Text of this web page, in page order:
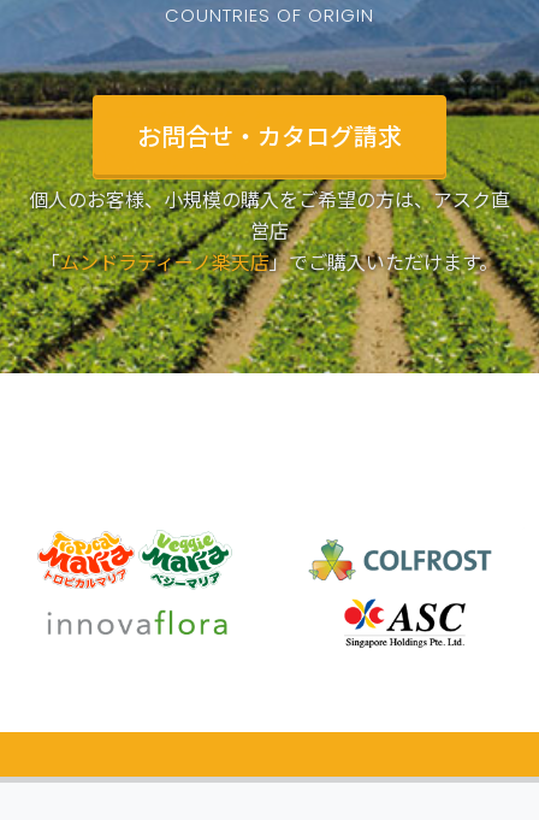
COUNTRIES OF ORIGIN
お問合せ・カタログ請求
個人のお客様、小規模の購入をご希望の方は、アスク直
営店
「ムンドラティーノ楽天店」でご購入いただけます。